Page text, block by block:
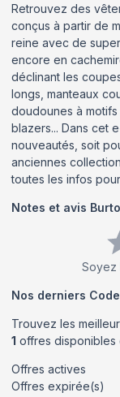
Retrouvez des
conçus à partir de
reine avec de
encore en
déclinant les
longs, manteaux
doudounes à
blazers... Dans cet
nouveautés, soit
anciennes
toutes les infos
Notes et avis
Soyez
Nos derniers
Trouvez les
1 offres disponibles
Offres actives
Offres expirée(s)